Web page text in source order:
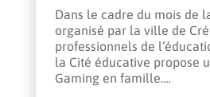
Dans le cadre du mois de
organisé par la ville de
professionnels de
la Cité éducative propose
Gaming en famille.…